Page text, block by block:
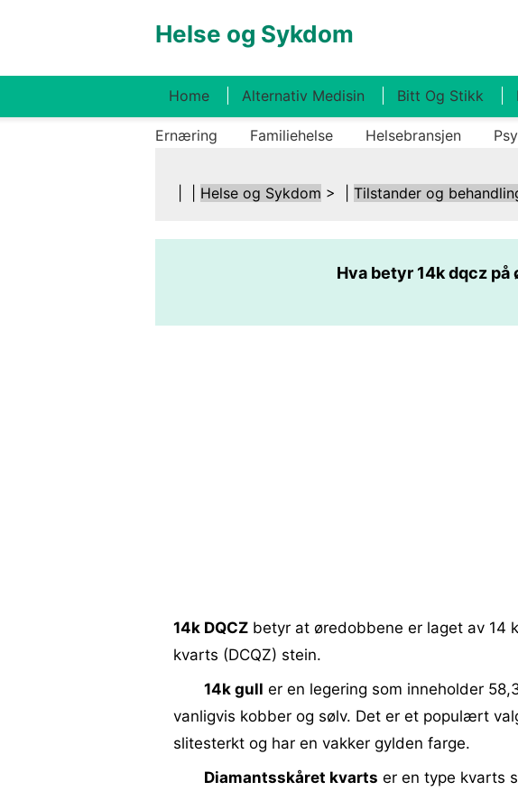
Helse og Sykdom
Home Alternativ Medisin Bitt Og Stikk
Ernæring Familiehelse Helsebransjen
Helse og Sykdom > | Tilstander og
Hva betyr 14k dqcz på
14k DQCZ betyr at øredobbene er laget av 14
kvarts (DCQZ) stein.
14k gull er en legering som inneholder
vanligvis kobber og sølv. Det er et populært
slitesterkt og har en vakker gylden farge.
Diamantsskåret kvarts er en type kvarts